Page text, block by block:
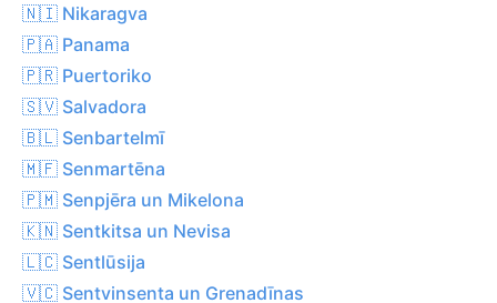
🇳🇮 Nikaragva
🇵🇦 Panama
🇵🇷 Puertoriko
🇸🇻 Salvadora
🇧🇱 Senbartelmī
🇲🇫 Senmartēna
🇵🇲 Senpjēra un Mikelona
🇰🇳 Sentkitsa un Nevisa
🇱🇨 Sentlūsija
🇻🇨 Sentvinsenta un Grenadīnas